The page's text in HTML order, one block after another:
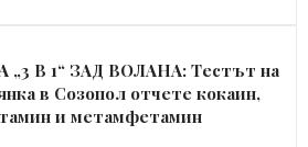
„3 В 1“ ЗАД ВОЛАНА: Тестът на
в Созопол отчете кокаин,
и метамфетамин